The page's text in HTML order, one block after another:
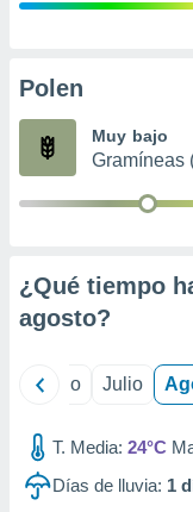
publicidad
de
Polen
Muy bajo
Gramíneas
¿Qué tiempo
agosto?
Junio Julio
T. Media: 24°C
Días de lluvia: 1